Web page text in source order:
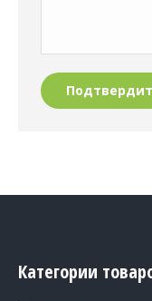
Категории